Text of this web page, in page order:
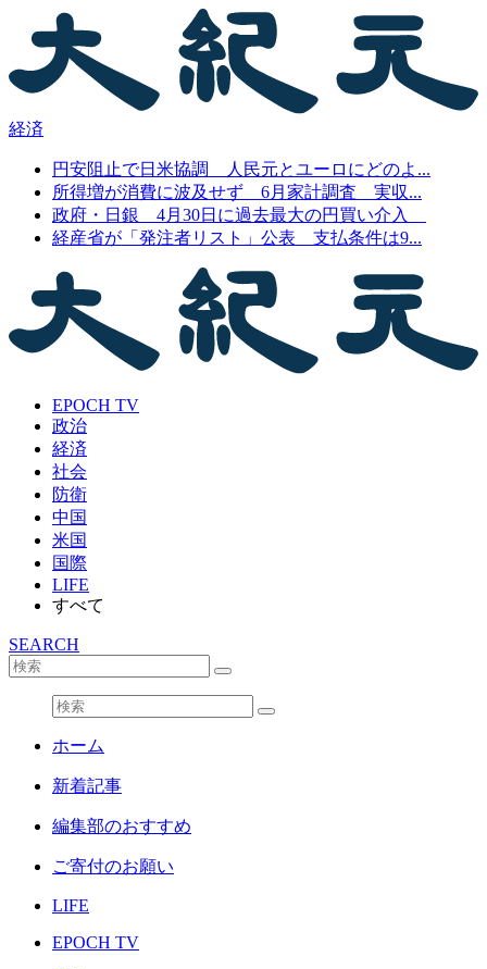
経済
円安阻止で日米協調 人民元とユーロにどのよ...
所得増が消費に波及せず 6月家計調査 実収...
政府・日銀 4月30日に過去最大の円買い介入
経産省が「発注者リスト」公表 支払条件は9...
EPOCH TV
政治
経済
社会
防衛
中国
米国
国際
LIFE
すべて
SEARCH
ホーム
新着記事
編集部のおすすめ
ご寄付のお願い
LIFE
EPOCH TV